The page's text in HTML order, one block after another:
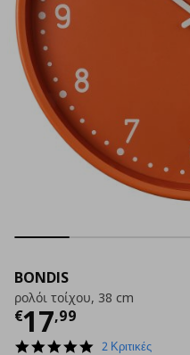
BONDIS
ρολόι τοίχου, 38 cm
€17,99
Τρέχουσα
5.0
2 Κριτικές